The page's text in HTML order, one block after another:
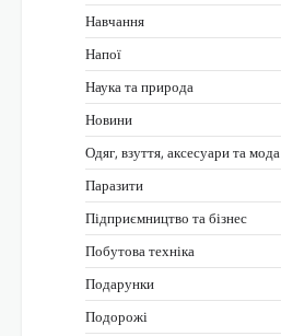
Навчання
Напої
Наука та природа
Новини
Одяг, взуття, аксесуари та мода
Паразити
Підприємництво та бізнес
Побутова техніка
Подарунки
Подорожі